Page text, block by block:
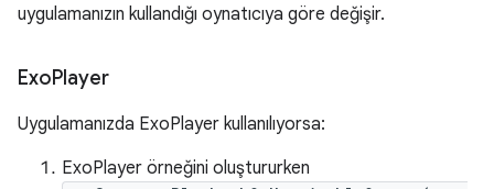
uygulamanızın kullandığı oynatıcıya göre değişir.
ExoPlayer
Uygulamanızda ExoPlayer kullanılıyorsa:
ExoPlayer örneğini oluştururken